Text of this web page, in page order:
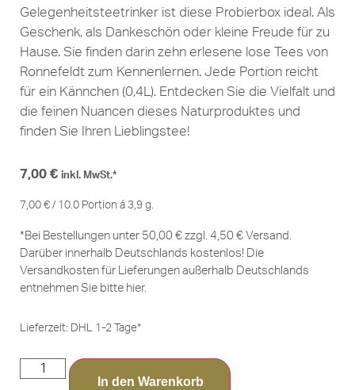
Gelegenheitsteetrinker ist diese Probierbox ideal. Als
Geschenk, als Dankeschön oder kleine Freude für zu
Hause. Sie finden darin zehn erlesene lose Tees von
Ronnefeldt zum Kennenlernen. Jede Portion reicht
für ein Kännchen (0,4L). Entdecken Sie die Vielfalt und
die feinen Nuancen dieses Naturproduktes und
finden Sie Ihren Lieblingstee!
7,00 € inkl. MwSt.*
7,00 € / 10.0 Portion á 3,9 g.
*Bei Bestellungen unter 50,00 € zzgl. 4,50 € Versand.
Darüber innerhalb Deutschlands kostenlos! Die
Versandkosten für Lieferungen außerhalb Deutschlands
entnehmen Sie bitte hier.
Lieferzeit: DHL 1-2 Tage*
In den Warenkorb